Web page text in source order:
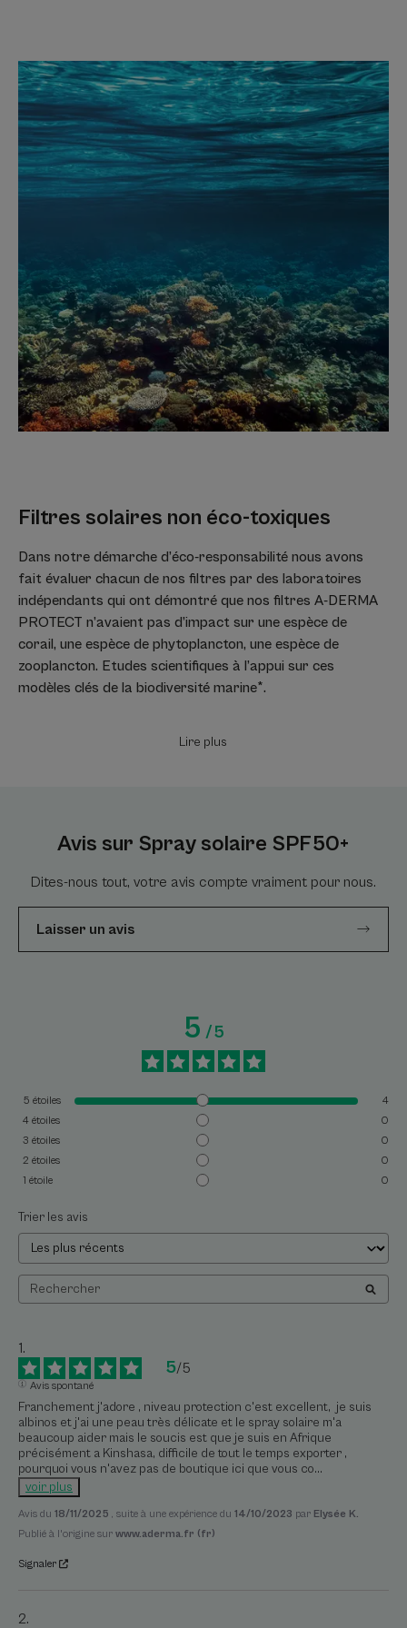
Senteur du contenu
Délicatement parfumé
** Test ex-vivo
*Brevet déposé
** Test ex-vivo
* Brevet déposé
Filtres solaires non éco-toxiques
Dans notre démarche d’éco-responsabilité nous avons
fait évaluer chacun de nos filtres par des laboratoires
indépendants qui ont démontré que nos filtres A-DERMA
PROTECT n’avaient pas d’impact sur une espèce de
corail, une espèce de phytoplancton, une espèce de
zooplancton. Etudes scientifiques à l’appui sur ces
modèles clés de la biodiversité marine*.
Lire plus
Avis sur Spray solaire SPF50+
Dites-nous tout, votre avis compte vraiment pour nous.
Laisser un avis
5/5
5 étoiles
4
4 étoiles
0
3 étoiles
0
2 étoiles
0
1 étoile 0
Trier les avis
5/5
Avis spontané
Franchement j'adore , niveau protection c'est excellent,  je suis
albinos et j'ai une peau très délicate et le spray solaire m'a
beaucoup aider mais le soucis est que je suis en Afrique
précisément a Kinshasa, difficile de tout le temps exporter ,
pourquoi vous n'avez pas de boutique ici que vous co...
voir plus
Avis du 18/11/2025 , suite à une expérience du 14/10/2023 par Elysée K.
Publié à l'origine sur www.aderma.fr (fr)
Signaler